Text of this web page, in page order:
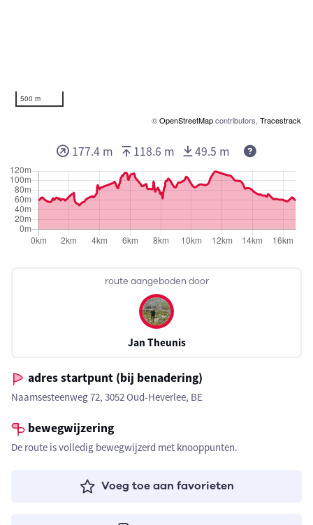
500 m
©OpenStreetMapcontributors, Tracestrack
route aangeboden door
Jan Theunis
adres startpunt (bij benadering)
Naamsesteenweg 72, 3052 Oud-Heverlee, BE
bewegwijzering
De route is volledig bewegwijzerd met knooppunten.
Voeg toe aan favorieten
177.4 m 118.6 m 49.5 m